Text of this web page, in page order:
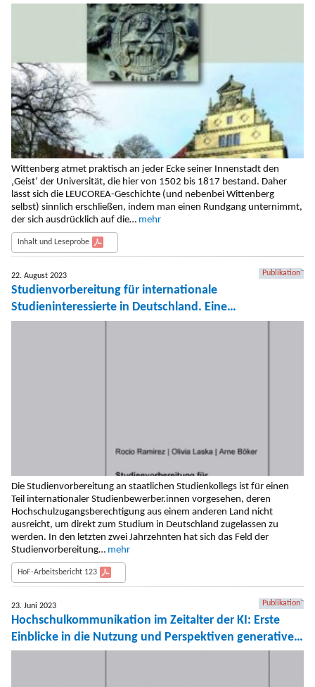
heutige Wittenberg
Wittenberg atmet praktisch an jeder Ecke seiner Innenstadt den
‚Geist‘ der Universität, die hier von 1502 bis 1817 bestand. Daher
lässt sich die LEUCOREA-Geschichte (und nebenbei Wittenberg
selbst) sinnlich erschließen, indem man einen Rundgang unternimmt,
der sich ausdrücklich auf die… mehr
Inhalt und Leseprobe
22. August 2023 Publikation
Studienvorbereitung für internationale
Studieninteressierte in Deutschland. Eine
Momentaufnahme eines dynamischen Feldes
Die Studienvorbereitung an staatlichen Studienkollegs ist für einen
Teil internationaler Studienbewerber.innen vorgesehen, deren
Hochschulzugangsberechtigung aus einem anderen Land nicht
ausreicht, um direkt zum Studium in Deutschland zugelassen zu
werden. In den letzten zwei Jahrzehnten hat sich das Feld der
Studienvorbereitung… mehr
HoF-Arbeitsbericht 123
23. Juni 2023 Publikation
Hochschulkommunikation im Zeitalter der KI: Erste
Einblicke in die Nutzung und Perspektiven generativer
KI-Tools